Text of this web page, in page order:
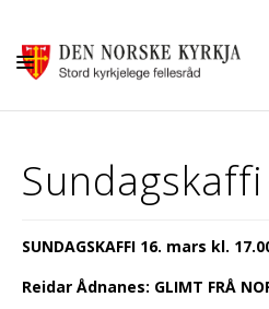
GUDSTENESTER
SUNDAGSKAFFI 16. mars kl.
Reidar Ådnanes: GLIMT FRÅ